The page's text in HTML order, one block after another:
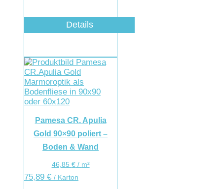
Details
Pamesa CR. Apulia
Gold 90×90 poliert –
Boden & Wand
46,85 €/ m²
75,89 € / Karton